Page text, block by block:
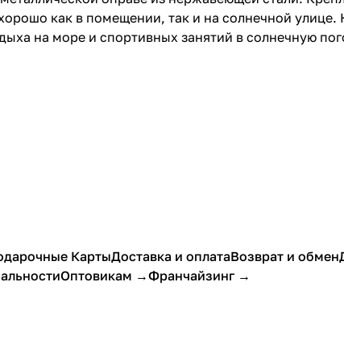
как в помещении, так и на солнечной
на море и спортивных занятий в солнечную
КартыДоставка и оплатаВозврат и обмен
Оптовикам →Франчайзинг →